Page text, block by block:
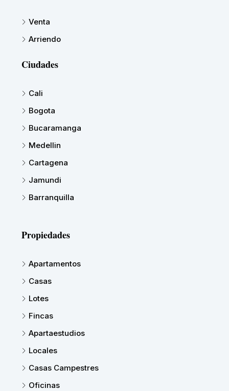
Venta
Arriendo
Ciudades
Cali
Bogota
Bucaramanga
Medellin
Cartagena
Jamundi
Barranquilla
Propiedades
Apartamentos
Casas
Lotes
Fincas
Apartaestudios
Locales
Casas Campestres
Oficinas